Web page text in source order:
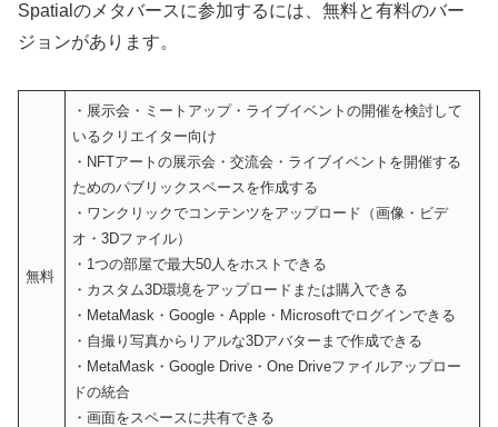
Spatialのメタバースに参加するには、無料と有料のバー
ジョンがあります。
無料
・展示会・ミートアップ・ライブイベントの開催を検討して
いるクリエイター向け
・NFTアートの展示会・交流会・ライブイベントを開催する
ためのパブリックスペースを作成する
・ワンクリックでコンテンツをアップロード（画像・ビデ
オ・3Dファイル）
・1つの部屋で最大50人をホストできる
・カスタム3D環境をアップロードまたは購入できる
・MetaMask・Google・Apple・Microsoftでログインできる
・自撮り写真からリアルな3Dアバターまで作成できる
・MetaMask・Google Drive・One Driveファイルアップロー
ドの統合
・画面をスペースに共有できる